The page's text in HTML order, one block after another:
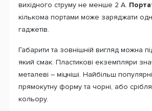
вихідного струму не менше 2 А.
кількома портами може заряджати
гаджетів.
Габарити та зовнішній вигляд можна
який смак. Пластикові екземпляри
металеві – міцніші. Найбільш
прямокутну форму та чорні, або
кольору.